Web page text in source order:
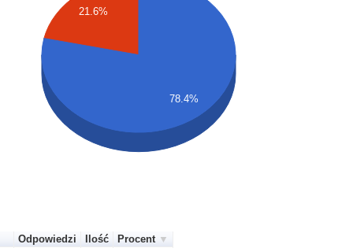
21.6%
78.4%
Odpowiedzi Ilość
Procent